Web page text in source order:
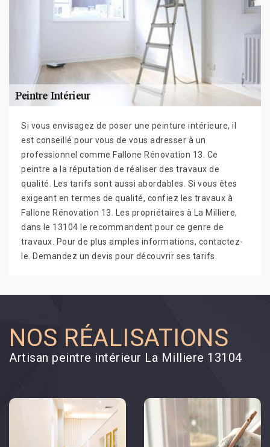
Si vous envisagez de poser une peinture intérieure, il
est conseillé pour vous de vous adresser à un
professionnel comme Fallone Rénovation 13. Ce
peintre a la réputation de réaliser des travaux de
qualité. Les tarifs sont aussi abordables. Si vous êtes
exigeant en termes de qualité, confiez les travaux à
Fallone Rénovation 13. Les propriétaires à La Milliere,
dans le 13104 le recommandent pour ce genre de
travaux. Pour de plus amples informations, contactez-
le. Demandez un devis pour découvrir ses tarifs.
NOS RÉALISATIONS
Artisan peintre intérieur La Milliere 13104